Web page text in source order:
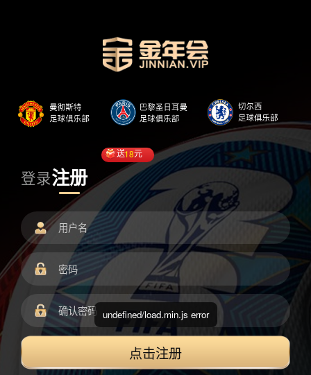
登录注册
送18元
点击注册
undefined/load.min.js error